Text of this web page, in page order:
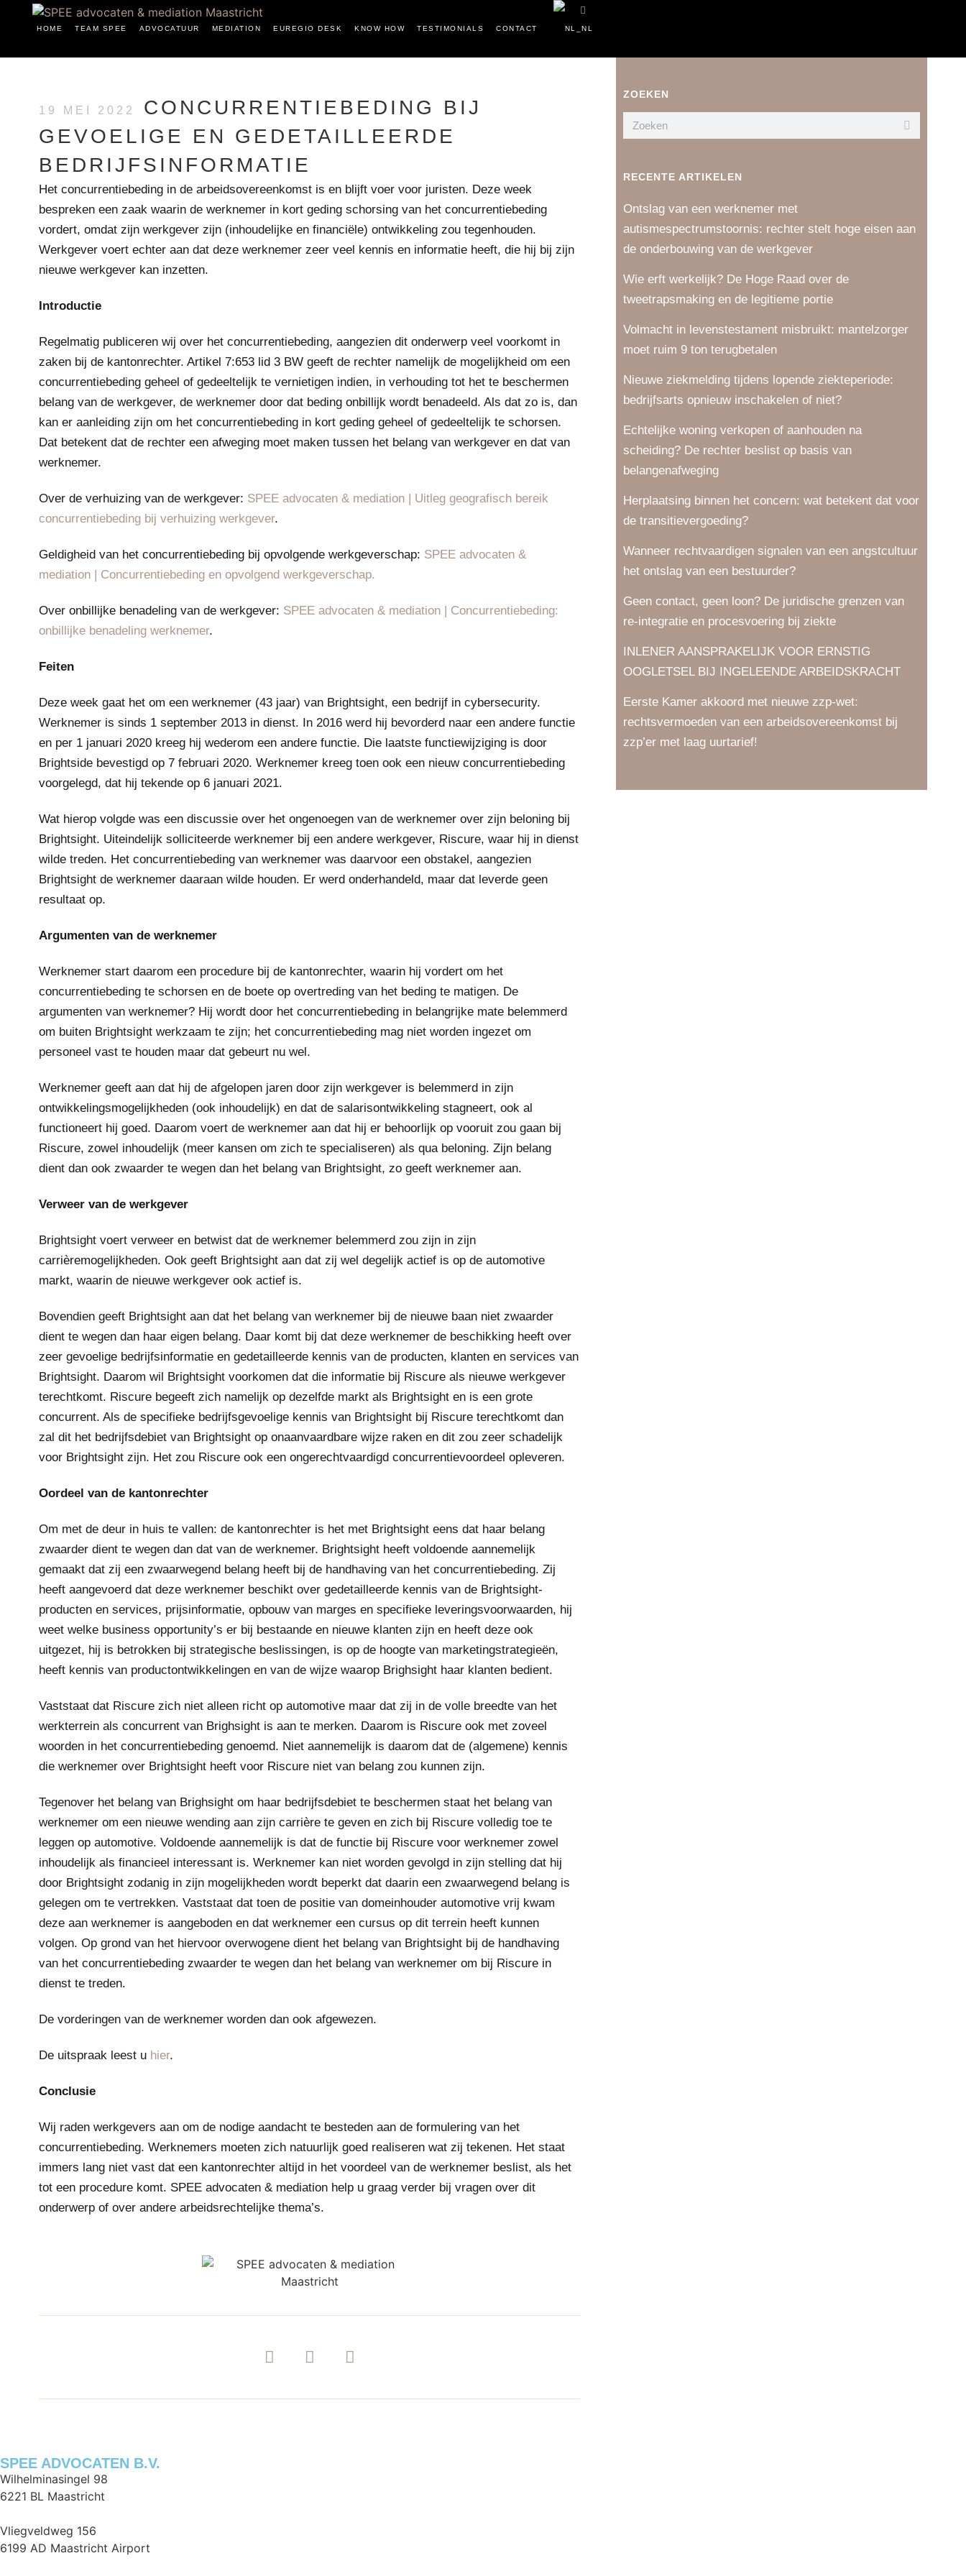
HOME TEAM SPEE ADVOCATUUR MEDIATION EUREGIO DESK KNOW HOW TESTIMONIALS CONTACT
19 MEI 2022
CONCURRENTIEBEDING BIJ
GEVOELIGE EN GEDETAILLEERDE
BEDRIJFSINFORMATIE
Het concurrentiebeding in de arbeidsovereenkomst is en blijft voer voor juristen. Deze week
bespreken een zaak waarin de werknemer in kort geding schorsing van het concurrentiebeding
vordert, omdat zijn werkgever zijn (inhoudelijke en financiële) ontwikkeling zou tegenhouden.
Werkgever voert echter aan dat deze werknemer zeer veel kennis en informatie heeft, die hij bij zijn
nieuwe werkgever kan inzetten.
Introductie
Regelmatig publiceren wij over het concurrentiebeding, aangezien dit onderwerp veel voorkomt in
zaken bij de kantonrechter. Artikel 7:653 lid 3 BW geeft de rechter namelijk de mogelijkheid om een
concurrentiebeding geheel of gedeeltelijk te vernietigen indien, in verhouding tot het te beschermen
belang van de werkgever, de werknemer door dat beding onbillijk wordt benadeeld. Als dat zo is, dan
kan er aanleiding zijn om het concurrentiebeding in kort geding geheel of gedeeltelijk te schorsen.
Dat betekent dat de rechter een afweging moet maken tussen het belang van werkgever en dat van
werknemer.
Over de verhuizing van de werkgever: SPEE advocaten & mediation | Uitleg geografisch bereik
concurrentiebeding bij verhuizing werkgever.
Geldigheid van het concurrentiebeding bij opvolgende werkgeverschap: SPEE advocaten &
mediation | Concurrentiebeding en opvolgend werkgeverschap.
Over onbillijke benadeling van de werkgever: SPEE advocaten & mediation | Concurrentiebeding:
onbillijke benadeling werknemer.
Feiten
Deze week gaat het om een werknemer (43 jaar) van Brightsight, een bedrijf in cybersecurity.
Werknemer is sinds 1 september 2013 in dienst. In 2016 werd hij bevorderd naar een andere functie
en per 1 januari 2020 kreeg hij wederom een andere functie. Die laatste functiewijziging is door
Brightside bevestigd op 7 februari 2020. Werknemer kreeg toen ook een nieuw concurrentiebeding
voorgelegd, dat hij tekende op 6 januari 2021.
Wat hierop volgde was een discussie over het ongenoegen van de werknemer over zijn beloning bij
Brightsight. Uiteindelijk solliciteerde werknemer bij een andere werkgever, Riscure, waar hij in dienst
wilde treden. Het concurrentiebeding van werknemer was daarvoor een obstakel, aangezien
Brightsight de werknemer daaraan wilde houden. Er werd onderhandeld, maar dat leverde geen
resultaat op.
Argumenten van de werknemer
Werknemer start daarom een procedure bij de kantonrechter, waarin hij vordert om het
concurrentiebeding te schorsen en de boete op overtreding van het beding te matigen. De
argumenten van werknemer? Hij wordt door het concurrentiebeding in belangrijke mate belemmerd
om buiten Brightsight werkzaam te zijn; het concurrentiebeding mag niet worden ingezet om
personeel vast te houden maar dat gebeurt nu wel.
Werknemer geeft aan dat hij de afgelopen jaren door zijn werkgever is belemmerd in zijn
ontwikkelingsmogelijkheden (ook inhoudelijk) en dat de salarisontwikkeling stagneert, ook al
functioneert hij goed. Daarom voert de werknemer aan dat hij er behoorlijk op vooruit zou gaan bij
Riscure, zowel inhoudelijk (meer kansen om zich te specialiseren) als qua beloning. Zijn belang
dient dan ook zwaarder te wegen dan het belang van Brightsight, zo geeft werknemer aan.
Verweer van de werkgever
Brightsight voert verweer en betwist dat de werknemer belemmerd zou zijn in zijn
carrièremogelijkheden. Ook geeft Brightsight aan dat zij wel degelijk actief is op de automotive
markt, waarin de nieuwe werkgever ook actief is.
Bovendien geeft Brightsight aan dat het belang van werknemer bij de nieuwe baan niet zwaarder
dient te wegen dan haar eigen belang. Daar komt bij dat deze werknemer de beschikking heeft over
zeer gevoelige bedrijfsinformatie en gedetailleerde kennis van de producten, klanten en services van
Brightsight. Daarom wil Brightsight voorkomen dat die informatie bij Riscure als nieuwe werkgever
terechtkomt. Riscure begeeft zich namelijk op dezelfde markt als Brightsight en is een grote
concurrent. Als de specifieke bedrijfsgevoelige kennis van Brightsight bij Riscure terechtkomt dan
zal dit het bedrijfsdebiet van Brightsight op onaanvaardbare wijze raken en dit zou zeer schadelijk
voor Brightsight zijn. Het zou Riscure ook een ongerechtvaardigd concurrentievoordeel opleveren.
Oordeel van de kantonrechter
Om met de deur in huis te vallen: de kantonrechter is het met Brightsight eens dat haar belang
zwaarder dient te wegen dan dat van de werknemer. Brightsight heeft voldoende aannemelijk
gemaakt dat zij een zwaarwegend belang heeft bij de handhaving van het concurrentiebeding. Zij
heeft aangevoerd dat deze werknemer beschikt over gedetailleerde kennis van de Brightsight-
producten en services, prijsinformatie, opbouw van marges en specifieke leveringsvoorwaarden, hij
weet welke business opportunity’s er bij bestaande en nieuwe klanten zijn en heeft deze ook
uitgezet, hij is betrokken bij strategische beslissingen, is op de hoogte van marketingstrategieën,
heeft kennis van productontwikkelingen en van de wijze waarop Brighsight haar klanten bedient.
Vaststaat dat Riscure zich niet alleen richt op automotive maar dat zij in de volle breedte van het
werkterrein als concurrent van Brighsight is aan te merken. Daarom is Riscure ook met zoveel
woorden in het concurrentiebeding genoemd. Niet aannemelijk is daarom dat de (algemene) kennis
die werknemer over Brightsight heeft voor Riscure niet van belang zou kunnen zijn.
Tegenover het belang van Brighsight om haar bedrijfsdebiet te beschermen staat het belang van
werknemer om een nieuwe wending aan zijn carrière te geven en zich bij Riscure volledig toe te
leggen op automotive. Voldoende aannemelijk is dat de functie bij Riscure voor werknemer zowel
inhoudelijk als financieel interessant is. Werknemer kan niet worden gevolgd in zijn stelling dat hij
door Brightsight zodanig in zijn mogelijkheden wordt beperkt dat daarin een zwaarwegend belang is
gelegen om te vertrekken. Vaststaat dat toen de positie van domeinhouder automotive vrij kwam
deze aan werknemer is aangeboden en dat werknemer een cursus op dit terrein heeft kunnen
volgen. Op grond van het hiervoor overwogene dient het belang van Brightsight bij de handhaving
van het concurrentiebeding zwaarder te wegen dan het belang van werknemer om bij Riscure in
dienst te treden.
De vorderingen van de werknemer worden dan ook afgewezen.
De uitspraak leest u hier.
Conclusie
Wij raden werkgevers aan om de nodige aandacht te besteden aan de formulering van het
concurrentiebeding. Werknemers moeten zich natuurlijk goed realiseren wat zij tekenen. Het staat
immers lang niet vast dat een kantonrechter altijd in het voordeel van de werknemer beslist, als het
tot een procedure komt. SPEE advocaten & mediation help u graag verder bij vragen over dit
onderwerp of over andere arbeidsrechtelijke thema’s.
ZOEKEN
RECENTE ARTIKELEN
Ontslag van een werknemer met
autismespectrumstoornis: rechter stelt hoge eisen aan
de onderbouwing van de werkgever
Wie erft werkelijk? De Hoge Raad over de
tweetrapsmaking en de legitieme portie
Volmacht in levenstestament misbruikt: mantelzorger
moet ruim 9 ton terugbetalen
Nieuwe ziekmelding tijdens lopende ziekteperiode:
bedrijfsarts opnieuw inschakelen of niet?
Echtelijke woning verkopen of aanhouden na
scheiding? De rechter beslist op basis van
belangenafweging
Herplaatsing binnen het concern: wat betekent dat voor
de transitievergoeding?
Wanneer rechtvaardigen signalen van een angstcultuur
het ontslag van een bestuurder?
Geen contact, geen loon? De juridische grenzen van
re-integratie en procesvoering bij ziekte
INLENER AANSPRAKELIJK VOOR ERNSTIG
OOGLETSEL BIJ INGELEENDE ARBEIDSKRACHT
Eerste Kamer akkoord met nieuwe zzp-wet:
rechtsvermoeden van een arbeidsovereenkomst bij
zzp’er met laag uurtarief!
SPEE ADVOCATEN B.V.
Wilhelminasingel 98
6221 BL Maastricht
Vliegveldweg 156
6199 AD Maastricht Airport